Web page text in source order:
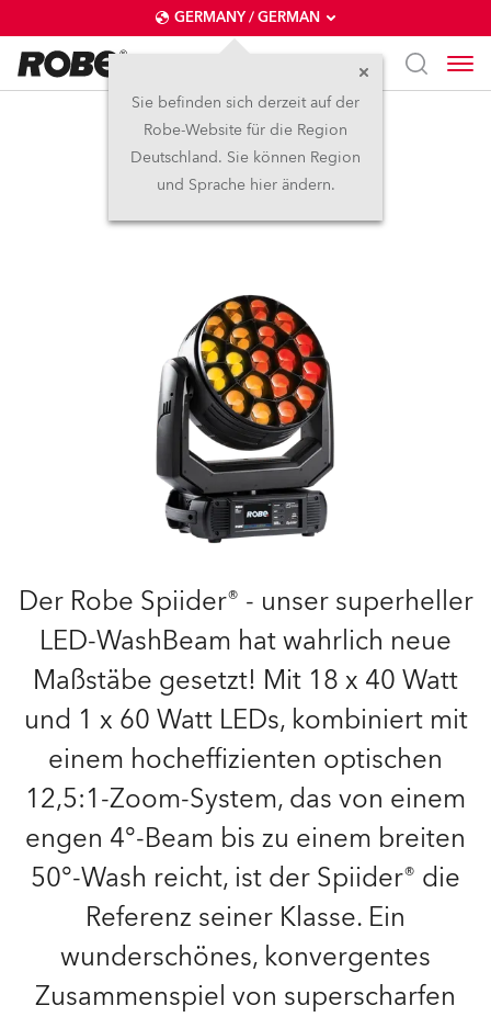
GERMANY / GERMAN
Sie befinden sich derzeit auf der
Robe-Website für die Region
Deutschland. Sie können Region
und Sprache hier ändern.
Spiider®
Der Robe Spiider® - unser superheller
LED-WashBeam hat wahrlich neue
Maßstäbe gesetzt! Mit 18 x 40 Watt
und 1 x 60 Watt LEDs, kombiniert mit
einem hocheffizienten optischen
12,5:1-Zoom-System, das von einem
engen 4°-Beam bis zu einem breiten
50°-Wash reicht, ist der Spiider® die
Referenz seiner Klasse. Ein
wunderschönes, konvergentes
Zusammenspiel von superscharfen